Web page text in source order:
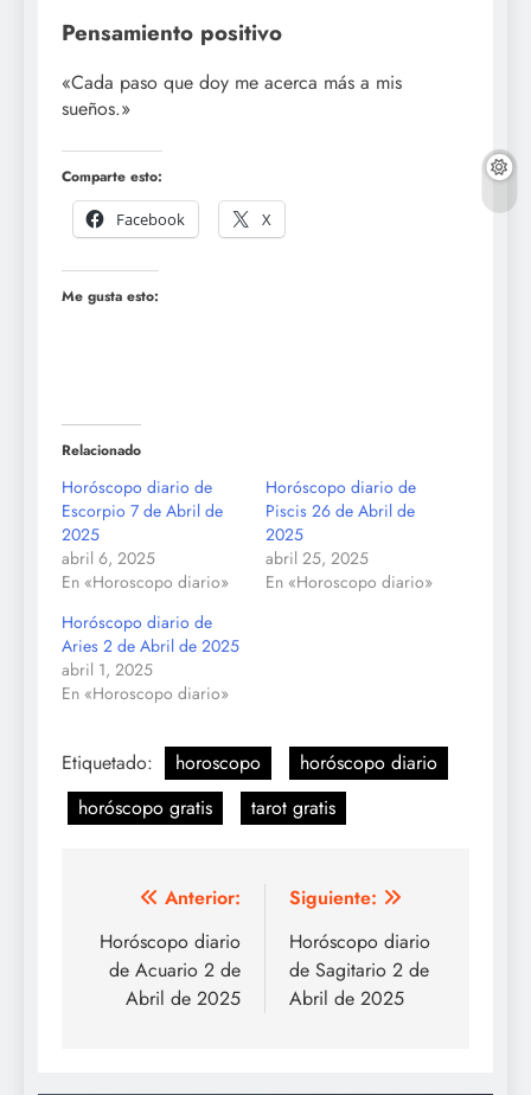
Pensamiento positivo
«Cada paso que doy me acerca más a mis
sueños.»
Comparte esto:
Facebook
X
Me gusta esto:
Relacionado
Horóscopo diario de
Escorpio 7 de Abril de
2025
abril 6, 2025
En «Horoscopo diario»
Horóscopo diario de
Piscis 26 de Abril de
2025
abril 25, 2025
En «Horoscopo diario»
Horóscopo diario de
Aries 2 de Abril de 2025
abril 1, 2025
En «Horoscopo diario»
Etiquetado: horoscopo
horóscopo diario
horóscopo gratis
tarot gratis
Navegación
de
entradas
Anterior:
Horóscopo diario
de Acuario 2 de
Abril de 2025
Siguiente:
Horóscopo diario
de Sagitario 2 de
Abril de 2025